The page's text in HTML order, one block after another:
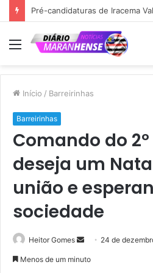
Menu
Início / Barreirinhas
Barreirinhas
Comando do 2º
deseja um
união e
sociedade
Heitor Gomes
Mande24 de
Menos de um minuto